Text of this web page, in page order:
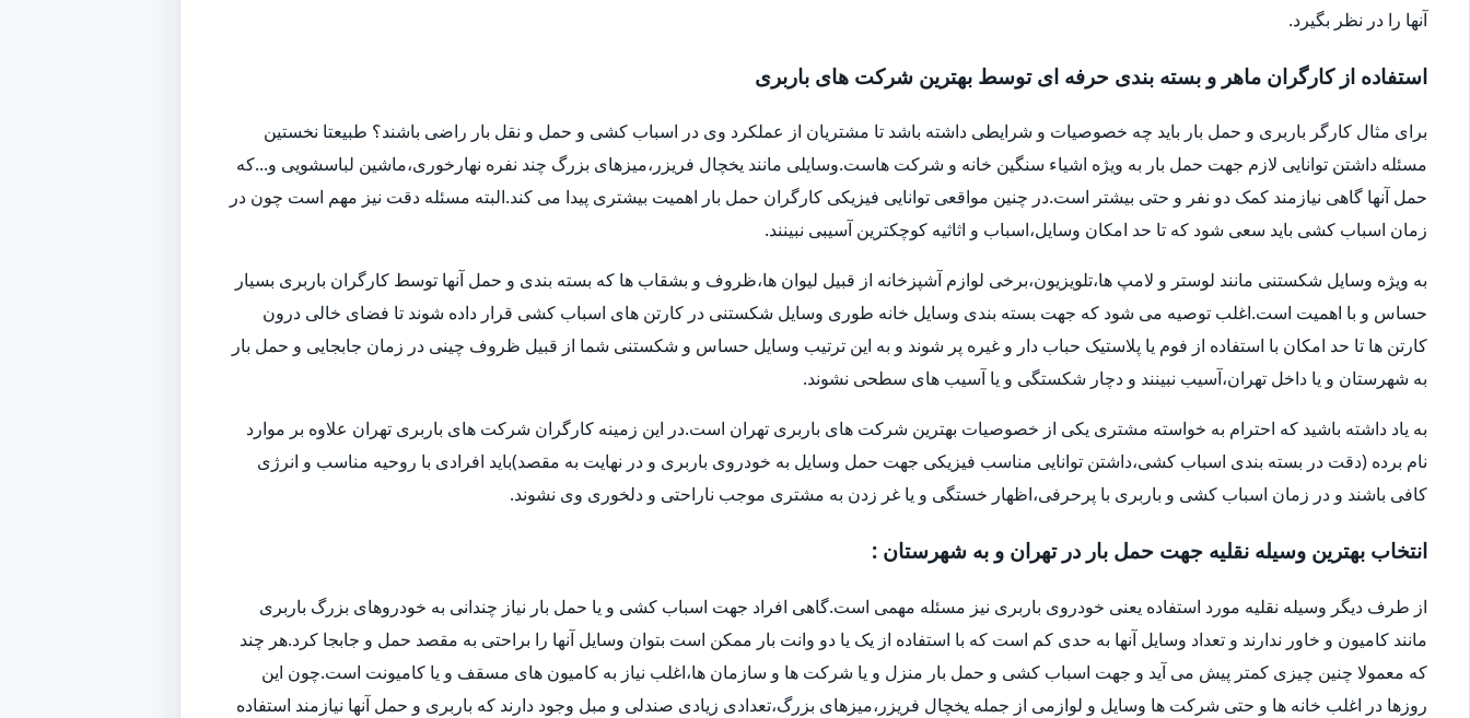
آنها را در نظر بگیرد.
استفاده از کارگران ماهر و بسته بندی حرفه ای توسط بهترین شرکت های باربری
برای مثال کارگر باربری و حمل بار باید چه خصوصیات و شرایطی داشته باشد تا مشتریان از عملکرد وی در اسباب کشی و حمل و نقل بار راضی باشند؟ طبیعتا نخستین
مسئله داشتن توانایی لازم جهت حمل بار به ویژه اشیاء سنگین خانه و شرکت هاست.وسایلی مانند یخچال فریزر،میزهای بزرگ چند نفره نهارخوری،ماشین لباسشویی و...که
حمل آنها گاهی نیازمند کمک دو نفر و حتی بیشتر است.در چنین مواقعی توانایی فیزیکی کارگران حمل بار اهمیت بیشتری پیدا می کند.البته مسئله دقت نیز مهم است چون در
زمان اسباب کشی باید سعی شود که تا حد امکان وسایل،اسباب و اثاثیه کوچکترین آسیبی نبینند.
به ویژه وسایل شکستنی مانند لوستر و لامپ ها،تلویزیون،برخی لوازم آشپزخانه از قبیل لیوان ها،ظروف و بشقاب ها که بسته بندی و حمل آنها توسط کارگران باربری بسیار
حساس و با اهمیت است.اغلب توصیه می شود که جهت بسته بندی وسایل خانه طوری وسایل شکستنی در کارتن های اسباب کشی قرار داده شوند تا فضای خالی درون
کارتن ها تا حد امکان با استفاده از فوم یا پلاستیک حباب دار و غیره پر شوند و به این ترتیب وسایل حساس و شکستنی شما از قبیل ظروف چینی در زمان جابجایی و حمل بار
به شهرستان و یا داخل تهران،آسیب نبینند و دچار شکستگی و یا آسیب های سطحی نشوند.
به یاد داشته باشید که احترام به خواسته مشتری یکی از خصوصیات بهترین شرکت های باربری تهران است.در این زمینه کارگران شرکت های باربری تهران علاوه بر موارد
نام برده (دقت در بسته بندی اسباب کشی،داشتن توانایی مناسب فیزیکی جهت حمل وسایل به خودروی باربری و در نهایت به مقصد)باید افرادی با روحیه مناسب و انرژی
کافی باشند و در زمان اسباب کشی و باربری با پرحرفی،اظهار خستگی و یا غر زدن به مشتری موجب ناراحتی و دلخوری وی نشوند.
انتخاب بهترین وسیله نقلیه جهت حمل بار در تهران و به شهرستان :
از طرف دیگر وسیله نقلیه مورد استفاده یعنی خودروی باربری نیز مسئله مهمی است.گاهی افراد جهت اسباب کشی و یا حمل بار نیاز چندانی به خودروهای بزرگ باربری
مانند کامیون و خاور ندارند و تعداد وسایل آنها به حدی کم است که با استفاده از یک یا دو وانت بار ممکن است بتوان وسایل آنها را براحتی به مقصد حمل و جابجا کرد.هر چند
که معمولا چنین چیزی کمتر پیش می آید و جهت اسباب کشی و حمل بار منزل و یا شرکت ها و سازمان ها،اغلب نیاز به کامیون های مسقف و یا کامیونت است.چون این
روزها در اغلب خانه ها و حتی شرکت ها وسایل و لوازمی از جمله یخچال فریزر،میزهای بزرگ،تعدادی زیادی صندلی و مبل وجود دارند که باربری و حمل آنها نیازمند استفاده